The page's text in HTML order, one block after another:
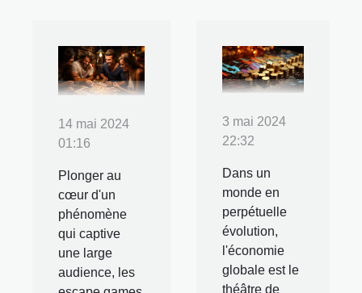
14 mai 2024
01:16
Plonger au
cœur d'un
phénomène
qui captive
une large
audience, les
3 mai 2024
22:32
Dans un
monde en
perpétuelle
évolution,
l'économie
globale est le
théâtre de